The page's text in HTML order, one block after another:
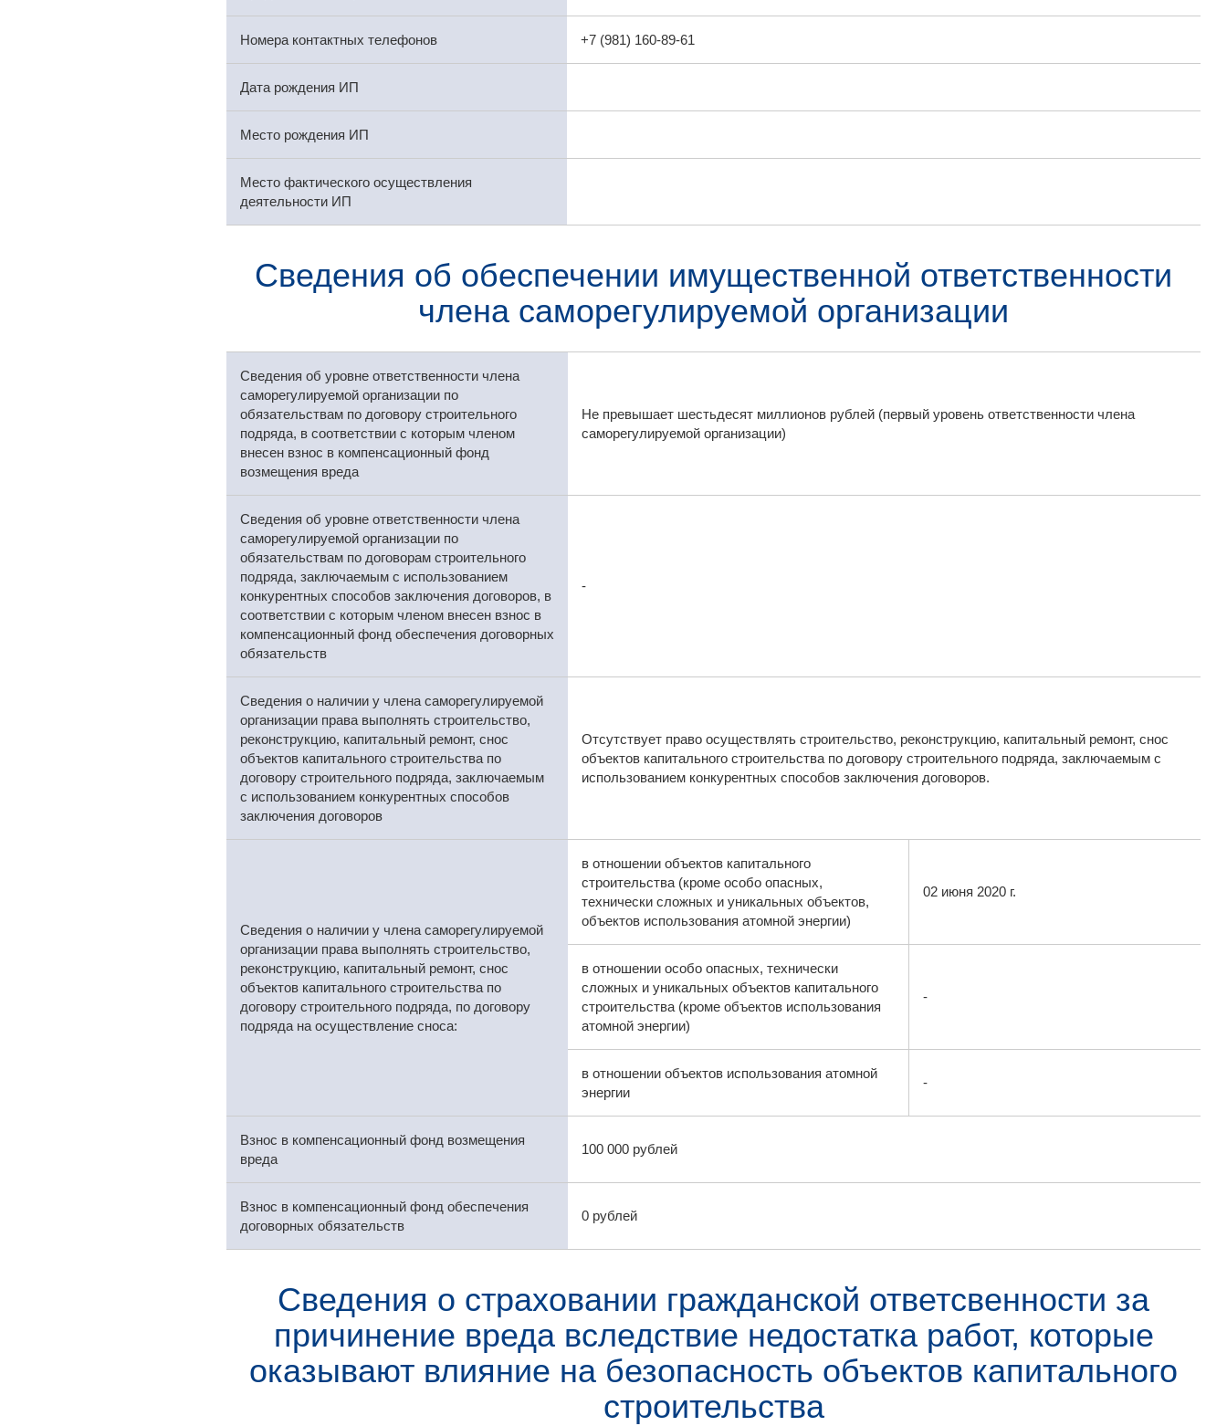
Номера контактных телефонов +7 (981) 160-89-61
Дата рождения ИП
Место рождения ИП
Место фактического осуществления
деятельности ИП
Сведения об обеспечении имущественной ответственности
члена саморегулируемой организации
Сведения об уровне ответственности члена
саморегулируемой организации по
обязательствам по договору строительного
подряда, в соответствии с которым членом
внесен взнос в компенсационный фонд
возмещения вреда
Не превышает шестьдесят миллионов рублей (первый уровень ответственности члена
саморегулируемой организации)
Сведения об уровне ответственности члена
саморегулируемой организации по
обязательствам по договорам строительного
подряда, заключаемым с использованием
конкурентных способов заключения договоров, в
соответствии с которым членом внесен взнос в
компенсационный фонд обеспечения договорных
обязательств
-
Сведения о наличии у члена саморегулируемой
организации права выполнять строительство,
реконструкцию, капитальный ремонт, снос
объектов капитального строительства по
договору строительного подряда, заключаемым
с использованием конкурентных способов
заключения договоров
Отсутствует право осуществлять строительство, реконструкцию, капитальный ремонт, снос
объектов капитального строительства по договору строительного подряда, заключаемым с
использованием конкурентных способов заключения договоров.
Сведения о наличии у члена саморегулируемой
организации права выполнять строительство,
реконструкцию, капитальный ремонт, снос
объектов капитального строительства по
договору строительного подряда, по договору
подряда на осуществление сноса:
в отношении объектов капитального
строительства (кроме особо опасных,
технически сложных и уникальных объектов,
объектов использования атомной энергии)
02 июня 2020 г.
в отношении особо опасных, технически
сложных и уникальных объектов капитального
строительства (кроме объектов использования
атомной энергии)
-
в отношении объектов использования атомной
энергии
-
Взнос в компенсационный фонд возмещения
вреда
100 000 рублей
Взнос в компенсационный фонд обеспечения
договорных обязательств
0 рублей
Сведения о страховании гражданской ответсвенности за
причинение вреда вследствие недостатка работ, которые
оказывают влияние на безопасность объектов капитального
строительства